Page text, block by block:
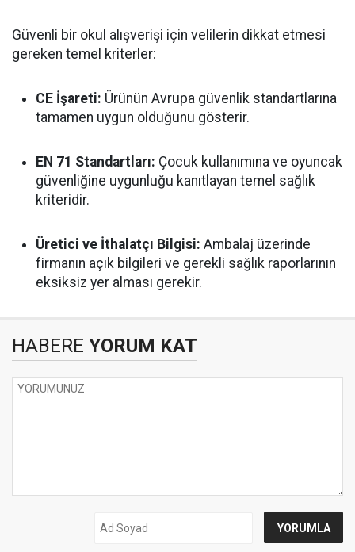
Güvenli bir okul alışverişi için velilerin dikkat etmesi
gereken temel kriterler:
CE İşareti: Ürünün Avrupa güvenlik standartlarına
tamamen uygun olduğunu gösterir.
EN 71 Standartları: Çocuk kullanımına ve oyuncak
güvenliğine uygunluğu kanıtlayan temel sağlık
kriteridir.
Üretici ve İthalatçı Bilgisi: Ambalaj üzerinde
firmanın açık bilgileri ve gerekli sağlık raporlarının
eksiksiz yer alması gerekir.
HABERE YORUM KAT